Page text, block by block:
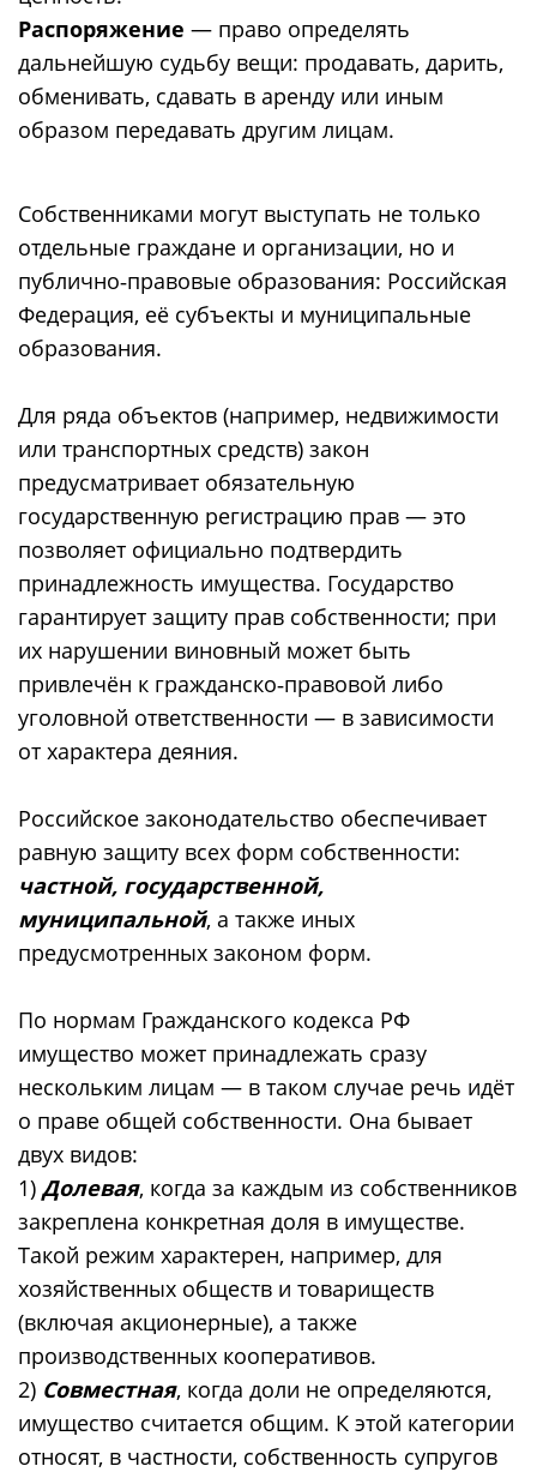
Распоряжение — право определять
дальнейшую судьбу вещи: продавать, дарить,
обменивать, сдавать в аренду или иным
образом передавать другим лицам.
Собственниками могут выступать не только
отдельные граждане и организации, но и
публично‑правовые образования: Российская
Федерация, её субъекты и муниципальные
образования.
Для ряда объектов (например, недвижимости
или транспортных средств) закон
предусматривает обязательную
государственную регистрацию прав — это
позволяет официально подтвердить
принадлежность имущества. Государство
гарантирует защиту прав собственности; при
их нарушении виновный может быть
привлечён к гражданско‑правовой либо
уголовной ответственности — в зависимости
от характера деяния.
Российское законодательство обеспечивает
равную защиту всех форм собственности:
частной, государственной,
муниципальной, а также иных
предусмотренных законом форм.
По нормам Гражданского кодекса РФ
имущество может принадлежать сразу
нескольким лицам — в таком случае речь идёт
о праве общей собственности. Она бывает
двух видов:
1) Долевая, когда за каждым из собственников
закреплена конкретная доля в имуществе.
Такой режим характерен, например, для
хозяйственных обществ и товариществ
(включая акционерные), а также
производственных кооперативов.
2) Совместная, когда доли не определяются,
имущество считается общим. К этой категории
относят, в частности, собственность супругов